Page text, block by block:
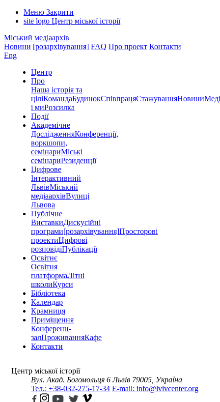
Меню Закрити
site logo Центр міської історії
Міський медіаархів
Новини [розархівування] FAQ Про проект Контакти
Eng
Центр
Про
Наша історія та
ціліКомандаБудинокСпівпрацяСтажуванняНовини
і миРозсилка
Події
Академічне
ДослідженняКонференції,
воркшопи,
семінариМіські
семінариРезиденції
Цифрове
Інтерактивний
ЛьвівМіський
медіаархівВулиці
Львова
Публічне
ВиставкиДискусійні
програми[розархівування]Просторові
проектиЦифрові
розповідіПублікації
Освітнє
Освітня
платформаЛітні
школиКурси
Бібліотека
Календар
Крамниця
Приміщення
Конференц-
залПроживанняКафе
Контакти
Центр міської історії
Вул. Акад. Богомольця 6 Львів 79005, Україна
Тел.: +38-032-275-17-34 E-mail: info@lvivcenter.org